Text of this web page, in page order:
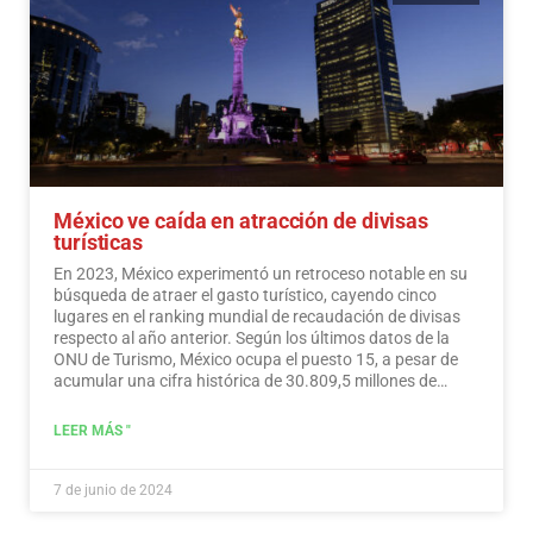
México ve caída en atracción de divisas
turísticas
En 2023, México experimentó un retroceso notable en su
búsqueda de atraer el gasto turístico, cayendo cinco
lugares en el ranking mundial de recaudación de divisas
respecto al año anterior. Según los últimos datos de la
ONU de Turismo, México ocupa el puesto 15, a pesar de
acumular una cifra histórica de 30.809,5 millones de
LEER MÁS "
7 de junio de 2024